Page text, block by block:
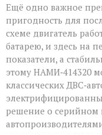
Ещё одно важное
пригодность для
схеме двигатель
батарею, и здесь на
показатели, а
этому НАМИ‑414320
классических
решение о серийном